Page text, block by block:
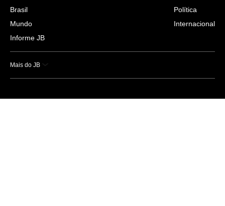
Brasil
Mundo
Informe JB
Política
Internacional
Mais do JB
Esportes